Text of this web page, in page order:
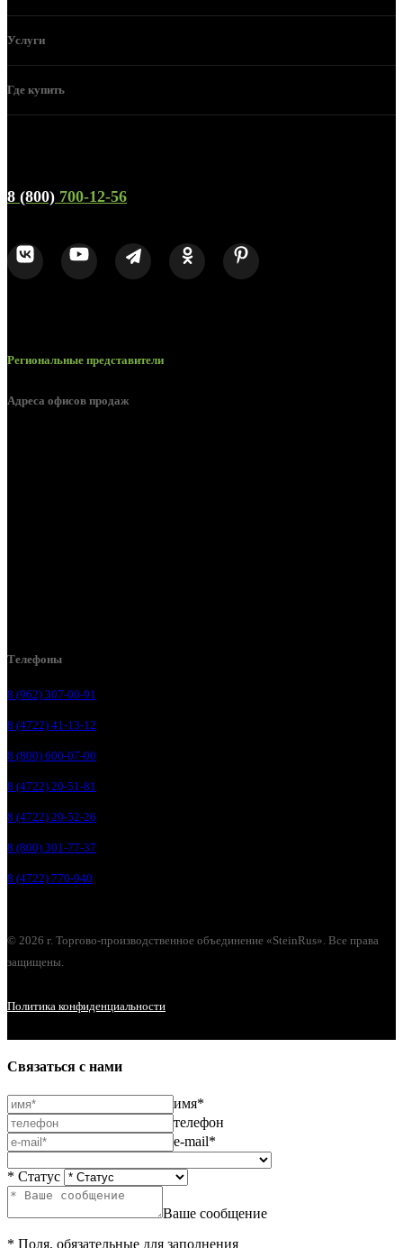
Услуги
Где купить
8 (800) 700-12-56
Региональные представители
Адреса офисов продаж
Телефоны
8 (962) 307-00-91
8 (4722) 41-13-12
8 (800) 600-07-00
8 (4722) 20-51-81
8 (4722) 20-52-26
8 (800) 301-77-37
8 (4722) 770-940
© 2026 г. Торгово-производственное объединение «SteinRus». Все права
защищены.
Политика конфиденциальности
Связаться с нами
имя*
телефон
e-mail*
* Статус
Ваше сообщение
* Поля, обязательные для заполнения